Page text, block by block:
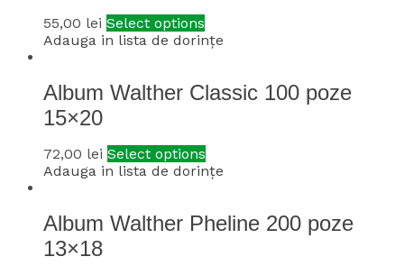
55,00 lei Select options
Adauga in lista de dorințe
Album Walther Classic 100 poze
15×20
72,00 lei Select options
Adauga in lista de dorințe
Album Walther Pheline 200 poze
13×18